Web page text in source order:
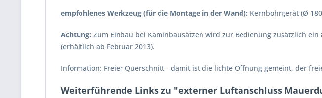
empfohlenes Werkzeug (für die Montage in der Wand): Kernbohrgerät (Ø
Achtung: Zum Einbau bei Kaminbausätzen wird zur Bedienung zusätzlich
(erhältlich ab Februar 2013).
Information: Freier Querschnitt - damit ist die lichte Öffnung gemeint, der
Weiterführende Links zu "externer Luftanschluss